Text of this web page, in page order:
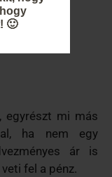
🙂
egyrészt mi más
ha nem egy
ár is
fel a pénz.